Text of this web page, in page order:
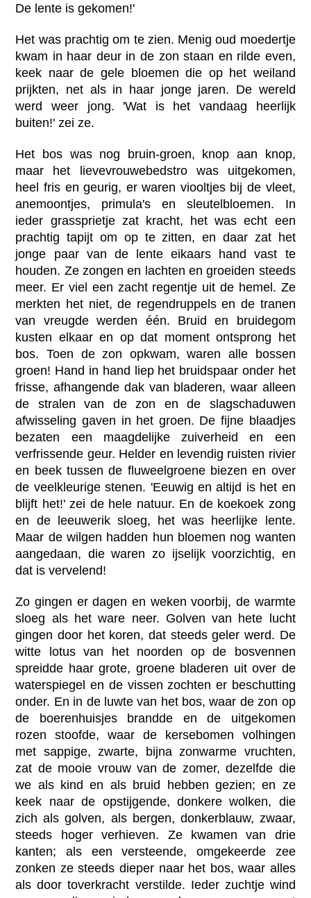
De lente is gekomen!'
Het was prachtig om te zien. Menig oud moedertje
kwam in haar deur in de zon staan en rilde even,
keek naar de gele bloemen die op het weiland
prijkten, net als in haar jonge jaren. De wereld
werd weer jong. 'Wat is het vandaag heerlijk
buiten!' zei ze.
Het bos was nog bruin-groen, knop aan knop,
maar het lievevrouwebedstro was uitgekomen,
heel fris en geurig, er waren viooltjes bij de vleet,
anemoontjes, primula's en sleutelbloemen. In
ieder grassprietje zat kracht, het was echt een
prachtig tapijt om op te zitten, en daar zat het
jonge paar van de lente eikaars hand vast te
houden. Ze zongen en lachten en groeiden steeds
meer. Er viel een zacht regentje uit de hemel. Ze
merkten het niet, de regendruppels en de tranen
van vreugde werden één. Bruid en bruidegom
kusten elkaar en op dat moment ontsprong het
bos. Toen de zon opkwam, waren alle bossen
groen! Hand in hand liep het bruidspaar onder het
frisse, afhangende dak van bladeren, waar alleen
de stralen van de zon en de slagschaduwen
afwisseling gaven in het groen. De fijne blaadjes
bezaten een maagdelijke zuiverheid en een
verfrissende geur. Helder en levendig ruisten rivier
en beek tussen de fluweelgroene biezen en over
de veelkleurige stenen. 'Eeuwig en altijd is het en
blijft het!' zei de hele natuur. En de koekoek zong
en de leeuwerik sloeg, het was heerlijke lente.
Maar de wilgen hadden hun bloemen nog wanten
aangedaan, die waren zo ijselijk voorzichtig, en
dat is vervelend!
Zo gingen er dagen en weken voorbij, de warmte
sloeg als het ware neer. Golven van hete lucht
gingen door het koren, dat steeds geler werd. De
witte lotus van het noorden op de bosvennen
spreidde haar grote, groene bladeren uit over de
waterspiegel en de vissen zochten er beschutting
onder. En in de luwte van het bos, waar de zon op
de boerenhuisjes brandde en de uitgekomen
rozen stoofde, waar de kersebomen volhingen
met sappige, zwarte, bijna zonwarme vruchten,
zat de mooie vrouw van de zomer, dezelfde die
we als kind en als bruid hebben gezien; en ze
keek naar de opstijgende, donkere wolken, die
zich als golven, als bergen, donkerblauw, zwaar,
steeds hoger verhieven. Ze kwamen van drie
kanten; als een versteende, omgekeerde zee
zonken ze steeds dieper naar het bos, waar alles
als door toverkracht verstilde. Ieder zuchtje wind